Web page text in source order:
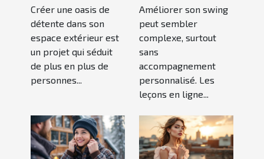
oasis de
détente ?
Créer une oasis de
détente dans son
espace extérieur est
un projet qui séduit
de plus en plus de
personnes...
Améliorer son swing
peut sembler
complexe, surtout
sans
accompagnement
personnalisé. Les
leçons en ligne...